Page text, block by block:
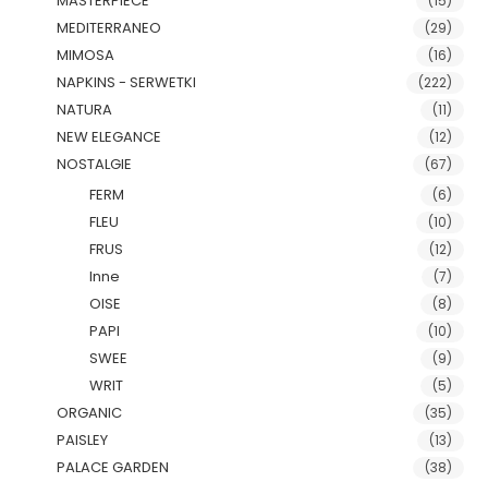
MEDITERRANEO (29)
MIMOSA (16)
NAPKINS - SERWETKI (222)
NATURA (11)
NEW ELEGANCE (12)
NOSTALGIE (67)
FERM (6)
FLEU (10)
FRUS (12)
Inne (7)
OISE (8)
PAPI (10)
SWEE (9)
WRIT (5)
ORGANIC (35)
PAISLEY (13)
PALACE GARDEN (38)